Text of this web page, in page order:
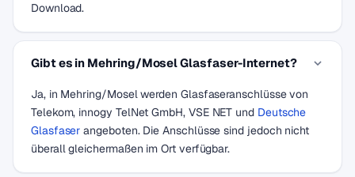
Download.
Gibt es in Mehring/Mosel Glasfaser-Internet?
Ja, in Mehring/Mosel werden Glasfaseranschlüsse von
Telekom, innogy TelNet GmbH, VSE NET und Deutsche
Glasfaser angeboten. Die Anschlüsse sind jedoch nicht
überall gleichermaßen im Ort verfügbar.